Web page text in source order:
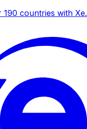
countries with Xe.